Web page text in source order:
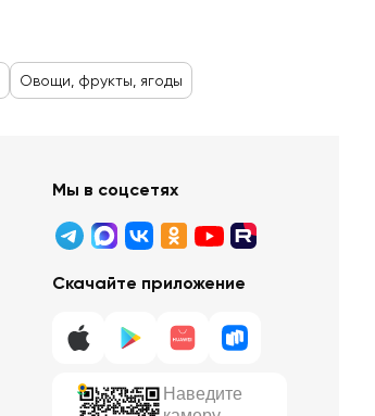
Овощи, фрукты, ягоды
Мы в соцсетях
Скачайте приложение
Наведите